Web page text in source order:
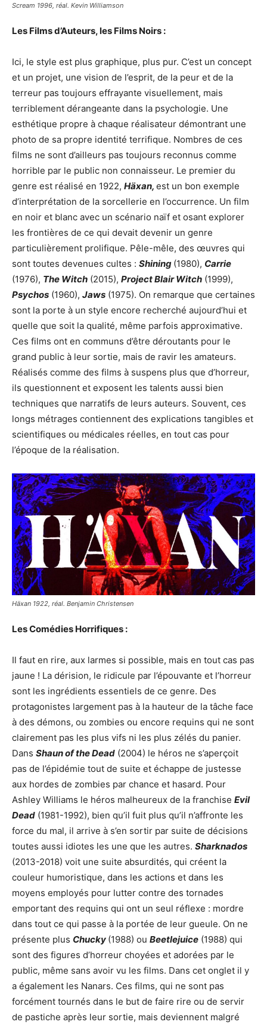
Scream 1996, réal. Kevin Williamson
Les Films d’Auteurs, les Films Noirs :
Ici, le style est plus graphique, plus pur. C’est un concept
et un projet, une vision de l’esprit, de la peur et de la
terreur pas toujours effrayante visuellement, mais
terriblement dérangeante dans la psychologie. Une
esthétique propre à chaque réalisateur démontrant une
photo de sa propre identité terrifique. Nombres de ces
films ne sont d’ailleurs pas toujours reconnus comme
horrible par le public non connaisseur. Le premier du
genre est réalisé en 1922, Häxan, est un bon exemple
d’interprétation de la sorcellerie en l’occurrence. Un film
en noir et blanc avec un scénario naïf et osant explorer
les frontières de ce qui devait devenir un genre
particulièrement prolifique. Pêle-mêle, des œuvres qui
sont toutes devenues cultes : Shining (1980), Carrie
(1976), The Witch (2015), Project Blair Witch (1999),
Psychos (1960), Jaws (1975). On remarque que certaines
sont la porte à un style encore recherché aujourd’hui et
quelle que soit la qualité, même parfois approximative.
Ces films ont en communs d’être déroutants pour le
grand public à leur sortie, mais de ravir les amateurs.
Réalisés comme des films à suspens plus que d’horreur,
ils questionnent et exposent les talents aussi bien
techniques que narratifs de leurs auteurs. Souvent, ces
longs métrages contiennent des explications tangibles et
scientifiques ou médicales réelles, en tout cas pour
l’époque de la réalisation.
Häxan 1922, réal. Benjamin Christensen
Les Comédies Horrifiques :
Il faut en rire, aux larmes si possible, mais en tout cas pas
jaune ! La dérision, le ridicule par l’épouvante et l’horreur
sont les ingrédients essentiels de ce genre. Des
protagonistes largement pas à la hauteur de la tâche face
à des démons, ou zombies ou encore requins qui ne sont
clairement pas les plus vifs ni les plus zélés du panier.
Dans Shaun of the Dead (2004) le héros ne s’aperçoit
pas de l’épidémie tout de suite et échappe de justesse
aux hordes de zombies par chance et hasard. Pour
Ashley Williams le héros malheureux de la franchise Evil
Dead (1981-1992), bien qu’il fuit plus qu’il n’affronte les
force du mal, il arrive à s’en sortir par suite de décisions
toutes aussi idiotes les une que les autres. Sharknados
(2013-2018) voit une suite absurdités, qui créent la
couleur humoristique, dans les actions et dans les
moyens employés pour lutter contre des tornades
emportant des requins qui ont un seul réflexe : mordre
dans tout ce qui passe à la portée de leur gueule. On ne
présente plus Chucky (1988) ou Beetlejuice (1988) qui
sont des figures d’horreur choyées et adorées par le
public, même sans avoir vu les films. Dans cet onglet il y
a également les Nanars. Ces films, qui ne sont pas
forcément tournés dans le but de faire rire ou de servir
de pastiche après leur sortie, mais deviennent malgré